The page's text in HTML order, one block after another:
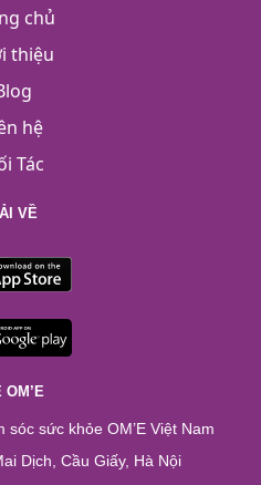
chủ
thiệu
hệ
Tác
VỀ
OM’E
sức khỏe OM’E Việt Nam
Dịch, Cầu Giấy, Hà Nội